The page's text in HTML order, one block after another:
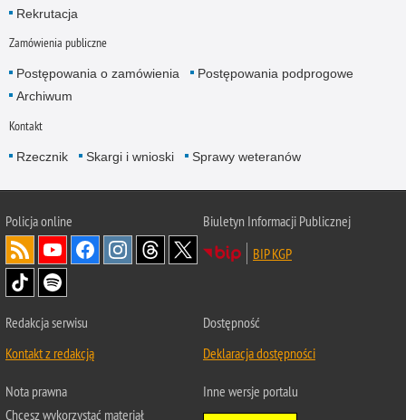
Rekrutacja
Zamówienia publiczne
Postępowania o zamówienia
Postępowania podprogowe
Archiwum
Kontakt
Rzecznik Skargi i wnioski Sprawy weteranów
Policjaonline
Biuletyn Informacji Publicznej
BIP KGP
Redakcja serwisu
Kontakt z redakcją
Dostępność
Deklaracja dostępności
Nota prawna
Chcesz wykorzystać materiał
Inne wersje portalu